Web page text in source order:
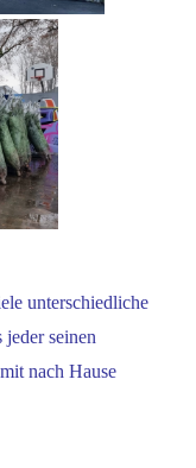
unterschiedliche
seinen
nach Hause